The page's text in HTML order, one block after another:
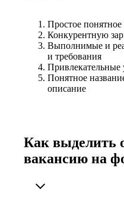
Простое понятное
Конкурентную
Выполнимые и
и требования
Привлекательные
Понятное
описание
Как выделить
вакансию на